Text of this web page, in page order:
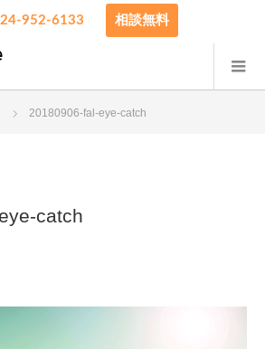
952-6133 相談無料
20180906-fal-eye-catch
catch